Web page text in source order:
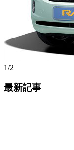
1/2
最新記事